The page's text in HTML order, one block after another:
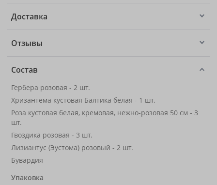
Доставка
Отзывы
Состав
Гербера розовая - 2 шт.
Хризантема кустовая Балтика белая - 1 шт.
Роза кустовая белая, кремовая, нежно-розовая 50 см - 3
шт.
Гвоздика розовая - 3 шт.
Лизиантус (Эустома) розовый - 2 шт.
Бувардия
Упаковка